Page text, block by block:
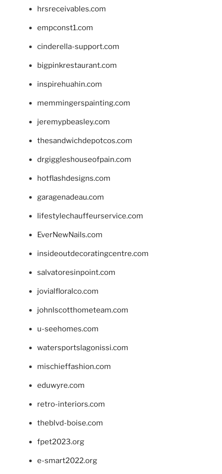
hrsreceivables.com
empconst1.com
cinderella-support.com
bigpinkrestaurant.com
inspirehuahin.com
memmingerspainting.com
jeremypbeasley.com
thesandwichdepotcos.com
drgiggleshouseofpain.com
hotflashdesigns.com
garagenadeau.com
lifestylechauffeurservice.com
EverNewNails.com
insideoutdecoratingcentre.com
salvatoresinpoint.com
jovialfloralco.com
johnlscotthometeam.com
u-seehomes.com
watersportslagonissi.com
mischieffashion.com
eduwyre.com
retro-interiors.com
theblvd-boise.com
fpet2023.org
e-smart2022.org